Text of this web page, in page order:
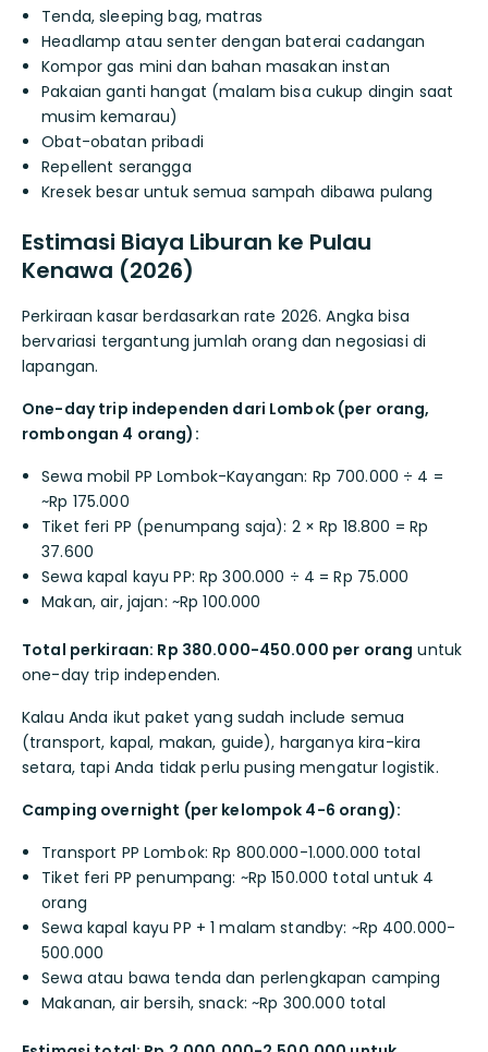
Tenda, sleeping bag, matras
Headlamp atau senter dengan baterai cadangan
Kompor gas mini dan bahan masakan instan
Pakaian ganti hangat (malam bisa cukup dingin saat
musim kemarau)
Obat-obatan pribadi
Repellent serangga
Kresek besar untuk semua sampah dibawa pulang
Estimasi Biaya Liburan ke Pulau
Kenawa (2026)
Perkiraan kasar berdasarkan rate 2026. Angka bisa
bervariasi tergantung jumlah orang dan negosiasi di
lapangan.
One-day trip independen dari Lombok (per orang,
rombongan 4 orang):
Sewa mobil PP Lombok-Kayangan: Rp 700.000 ÷ 4 =
~Rp 175.000
Tiket feri PP (penumpang saja): 2 × Rp 18.800 = Rp
37.600
Sewa kapal kayu PP: Rp 300.000 ÷ 4 = Rp 75.000
Makan, air, jajan: ~Rp 100.000
Total perkiraan: Rp 380.000-450.000 per orang untuk
one-day trip independen.
Kalau Anda ikut paket yang sudah include semua
(transport, kapal, makan, guide), harganya kira-kira
setara, tapi Anda tidak perlu pusing mengatur logistik.
Camping overnight (per kelompok 4-6 orang):
Transport PP Lombok: Rp 800.000-1.000.000 total
Tiket feri PP penumpang: ~Rp 150.000 total untuk 4
orang
Sewa kapal kayu PP + 1 malam standby: ~Rp 400.000-
500.000
Sewa atau bawa tenda dan perlengkapan camping
Makanan, air bersih, snack: ~Rp 300.000 total